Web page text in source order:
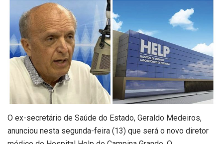
O ex-secretário de Saúde do Estado, Geraldo Medeiros,
anunciou nesta segunda-feira (13) que será o novo diretor